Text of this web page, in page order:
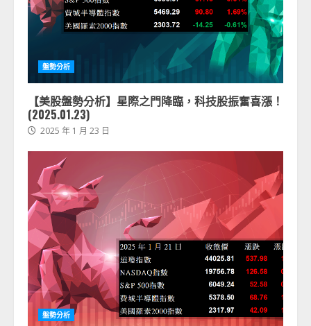
盤勢分析
【美股盤勢分析】星際之門降臨，科技股振奮喜漲！
(2025.01.23)
2025 年 1 月 23 日
盤勢分析